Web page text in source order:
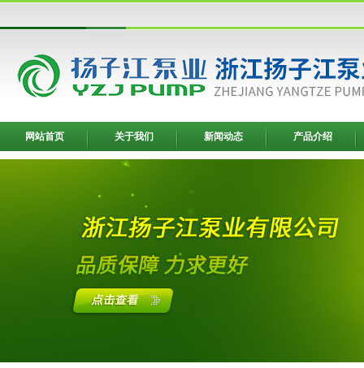
网站首页 关于我们 新闻动态 产品介绍